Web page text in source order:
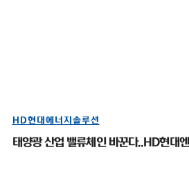
HD현대에너지솔루션
태양광 산업 밸류체인 바꾼다..HD현대